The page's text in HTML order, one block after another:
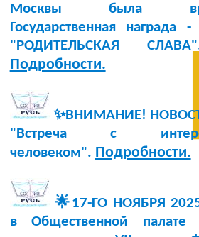
Москвы была
Государственная награда
"РОДИТЕЛЬСКАЯ
Подробности.
✨ВНИМАНИЕ!
"Встреча с
человеком". Подробности.
🌟17-ГО НОЯБРЯ
в Общественной